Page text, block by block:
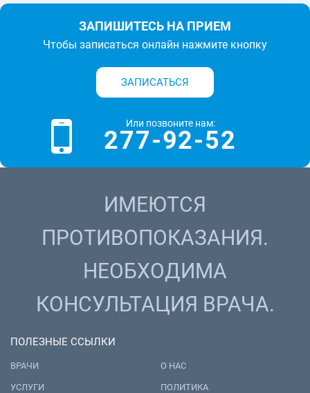
ЗАПИШИТЕСЬ НА ПРИЕМ
Чтобы записаться онлайн нажмите кнопку
ЗАПИСАТЬСЯ
Или позвоните нам:
277-92-52
ИМЕЮТСЯ
ПРОТИВОПОКАЗАНИЯ.
НЕОБХОДИМА
КОНСУЛЬТАЦИЯ ВРАЧА.
ПОЛЕЗНЫЕ ССЫЛКИ
ВРАЧИ
УСЛУГИ
О НАС
ПОЛИТИКА